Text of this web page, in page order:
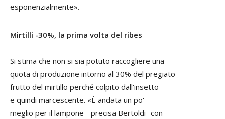
esponenzialmente».
Mirtilli -30%, la prima volta del ribes
Si stima che non si sia potuto raccogliere una
quota di produzione intorno al 30% del pregiato
frutto del mirtillo perché colpito dall'insetto
e quindi marcescente. «È andata un po'
meglio per il lampone - precisa Bertoldi- con